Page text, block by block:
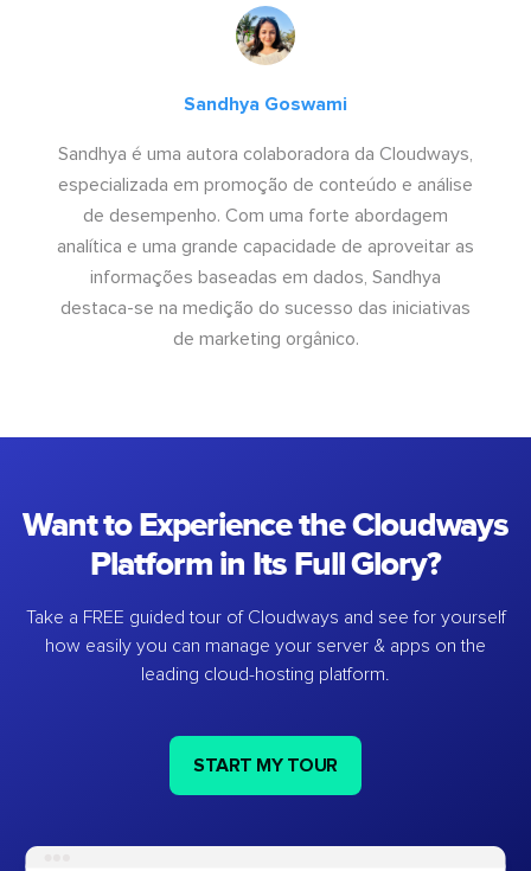
Sandhya Goswami
Sandhya é uma autora colaboradora da Cloudways,
especializada em promoção de conteúdo e análise
de desempenho. Com uma forte abordagem
analítica e uma grande capacidade de aproveitar as
informações baseadas em dados, Sandhya
destaca-se na medição do sucesso das iniciativas
de marketing orgânico.
Want to Experience the Cloudways
Platform in Its Full Glory?
Take a FREE guided tour of Cloudways and see for yourself
how easily you can manage your server & apps on the
leading cloud-hosting platform.
START MY TOUR